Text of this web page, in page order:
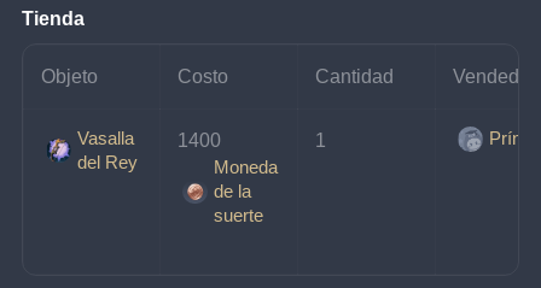
Tienda
Objeto Costo Cantidad Vendedor
Vasalla
del Rey
1400
Moneda
de la
suerte
1